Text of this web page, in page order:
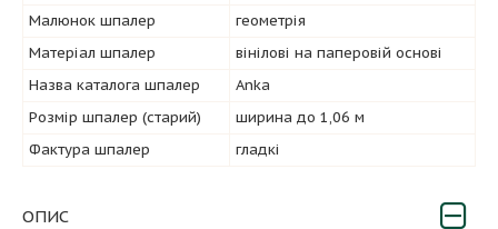
Малюнок шпалер
геометрія
Матеріал шпалер
вінілові на паперовій основі
Назва каталога шпалер
Anka
Розмір шпалер (старий)
ширина до 1,06 м
Фактура шпалер
гладкі
ОПИС